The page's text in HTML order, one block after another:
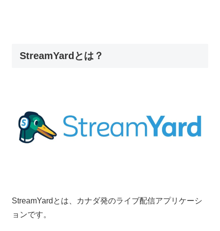
StreamYardとは？
StreamYardとは、カナダ発のライブ配信アプリケーシ
ョンです。